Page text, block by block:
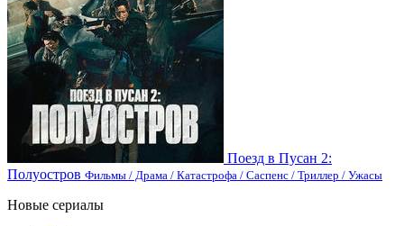
Поезд в Пусан 2:
Полуостров Фильмы / Драма / Катастрофа / Саспенс / Триллер / Ужасы
Новые сериалы